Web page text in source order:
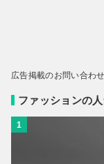
広告掲載のお問い合わ
ファッションの
1